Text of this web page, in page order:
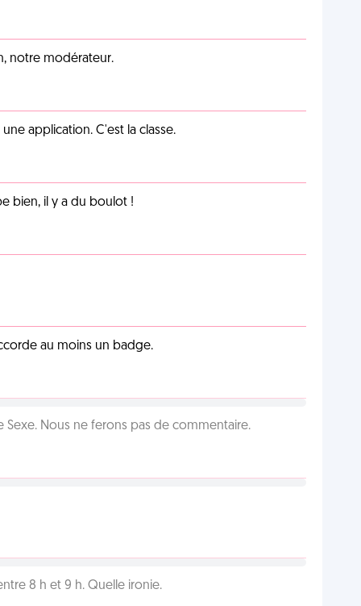
notre modérateur.
application. C'est la classe.
bien, il y a du boulot !
au moins un badge.
Sexe. Nous ne ferons pas de commentaire.
8 h et 9 h. Quelle ironie.